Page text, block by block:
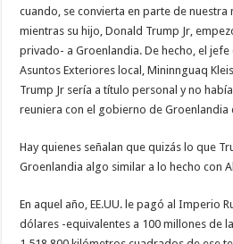
cuando, se convierta en parte de nuestra
mientras su hijo, Donald Trump Jr,
privado- a Groenlandia. De hecho, el
Asuntos Exteriores local, Mininnguaq
Trump Jr sería a título personal y no
reuniera con el gobierno de Groenlandia
Hay quienes señalan que quizás lo que
Groenlandia algo similar a lo hecho con
En aquel año, EE.UU. le pagó al Imperio
dólares -equivalentes a 100 millones de